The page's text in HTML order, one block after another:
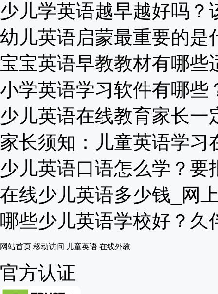
少儿学英语越早越好吗？
幼儿英语启蒙最重要的是
宝宝英语早教教材有哪些
小学英语学习软件有哪些
少儿英语在线教育家长一
家长须知：儿童英语学习
少儿英语口语怎么学？要
在线少儿英语多少钱_网
哪些少儿英语学校好？久
网站首页 移动访问 儿童英语 在线外教
官方认证